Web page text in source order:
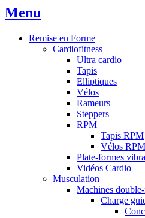
Menu
Remise en Forme
Cardiofitness
Ultra cardio
Tapis
Elliptiques
Vélos
Rameurs
Steppers
RPM
Tapis RPM
Vélos RPM
Plate-formes
Vidéos Cardio
Musculation
Machines
Charge